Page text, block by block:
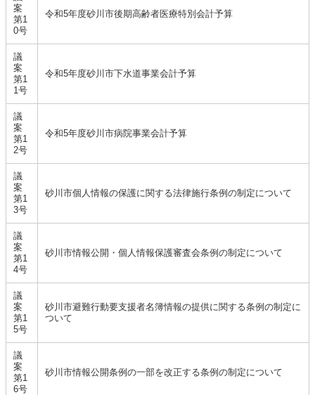
案
第1
0号
令和5年度砂川市後期高齢者医療特別会計予算
議
案
第1
1号
令和5年度砂川市下水道事業会計予算
議
案
第1
2号
令和5年度砂川市病院事業会計予算
議
案
第1
3号
砂川市個人情報の保護に関する法律施行条例の制定について
議
案
第1
4号
砂川市情報公開・個人情報保護審査会条例の制定について
議
案
第1
5号
砂川市避難行動要支援者名簿情報の提供に関する条例の制定に
ついて
議
案
第1
6号
砂川市情報公開条例の一部を改正する条例の制定について